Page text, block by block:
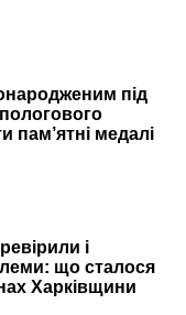
під
пам’ятні медалі
і
що сталося
Харківщини